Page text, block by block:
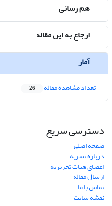
هم رسانی
ارجاع به این مقاله
آمار
تعداد مشاهده مقاله 26
دسترسی سریع
صفحه اصلی
درباره نشریه
اعضای هیات تحریریه
ارسال مقاله
تماس با ما
نقشه سایت